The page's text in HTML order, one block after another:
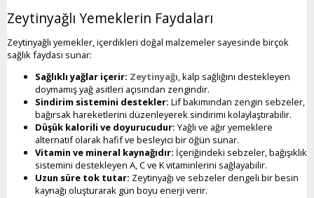
Zeytinyağlı Yemeklerin Faydaları
Zeytinyağlı yemekler, içerdikleri doğal malzemeler sayesinde birçok
sağlık faydası sunar:
Sağlıklı yağlar içerir: Zeytinyağı, kalp sağlığını destekleyen
doymamış yağ asitleri açısından zengindir.
Sindirim sistemini destekler: Lif bakımından zengin sebzeler,
bağırsak hareketlerini düzenleyerek sindirimi kolaylaştırabilir.
Düşük kalorili ve doyurucudur: Yağlı ve ağır yemeklere
alternatif olarak hafif ve besleyici bir öğün sunar.
Vitamin ve mineral kaynağıdır: İçeriğindeki sebzeler, bağışıklık
sistemini destekleyen A, C ve K vitaminlerini sağlayabilir.
Uzun süre tok tutar: Zeytinyağı ve sebzeler dengeli bir besin
kaynağı oluşturarak gün boyu enerji verir.